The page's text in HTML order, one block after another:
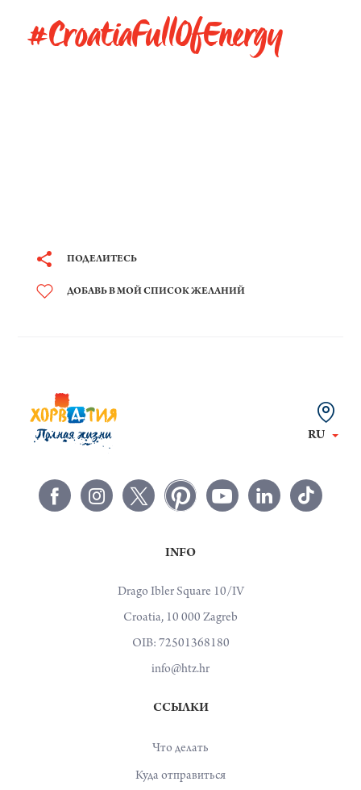
#CroatiaFullOfEnergy
ПОДЕЛИТЕСЬ
ДОБАВЬ В МОЙ СПИСОК ЖЕЛАНИЙ
RU
INFO
Drago Ibler Square 10/IV
Croatia, 10 000 Zagreb
OIB: 72501368180
info@htz.hr
ССЫЛКИ
Что делать
Куда отправиться